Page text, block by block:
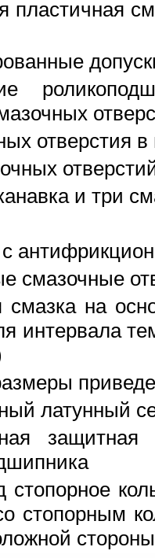
пластичная
отверстия
и три
смазочные
смазка на
интервала
латунный
стопорное
стопорным
стороны